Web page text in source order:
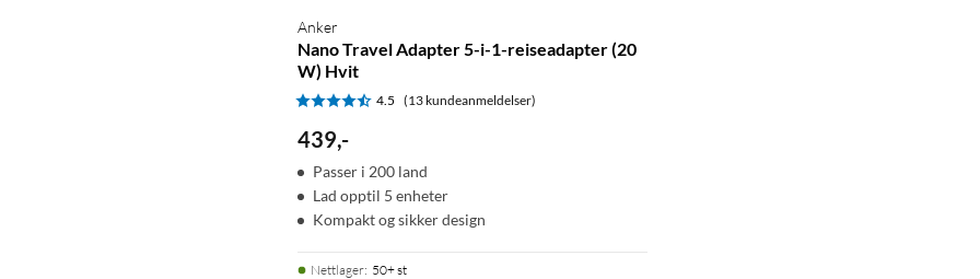
Anker
Nano Travel Adapter 5-i-1-reiseadapter (20
W) Hvit
4.5 (13 kundeanmeldelser)
439,-
Passer i 200 land
Lad opptil 5 enheter
Kompakt og sikker design
Nettlager: 50+ st